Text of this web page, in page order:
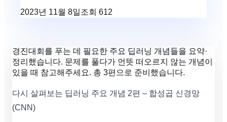
2023년 11월 8일조회 612
경진대회를 푸는 데 필요한 주요 딥러닝 개념들을 요약·
정리했습니다. 문제를 풀다가 언뜻 떠오르지 않는 개념이
있을 때 참고해주세요. 총 3편으로 준비했습니다.
다시 살펴보는 딥러닝 주요 개념 2편 – 합성곱 신경망
(CNN)